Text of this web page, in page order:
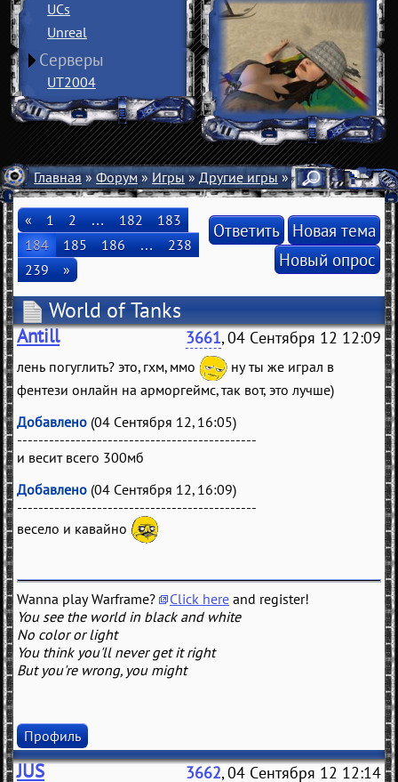
UCs
Unreal
Серверы
UT2004
Главная»Форум»Игры»Другие игры» World of Tanks
« 1 2 … 182
183
184
185 186 …
238
239
»
Ответить Новая тема
Новый опрос
World of Tanks
Antill 3661, 04 Сентября 12 12:09
лень погуглить? это, гхм, ммо
ну ты же играл в
фентези онлайн на арморгеймс, так вот, это лучше)
Добавлено (04 Сентября 12, 16:05)
---------------------------------------------
и весит всего 300мб
Добавлено (04 Сентября 12, 16:09)
---------------------------------------------
весело и кавайно
Wanna play Warframe? Click here and register!
You see the world in black and white
No color or light
You think you'll never get it right
But you're wrong, you might
Профиль
JUS 3662, 04 Сентября 12 12:14